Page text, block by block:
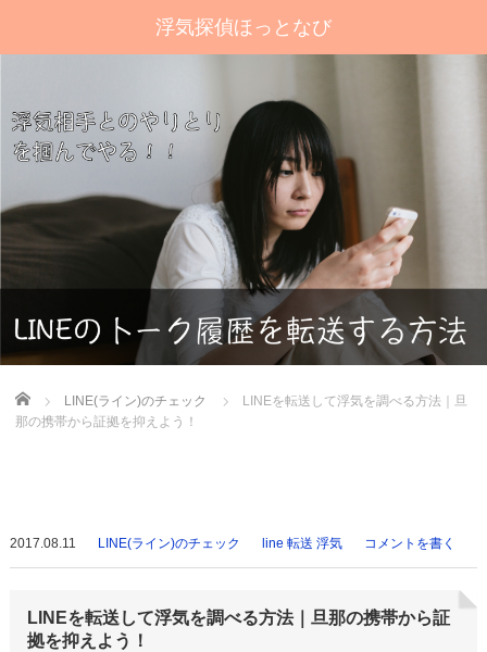
浮気探偵ほっとなび
Home LINE(ライン)のチェック
LINEを転送して浮気を調べる方法｜旦
那の携帯から証拠を抑えよう！
2017.08.11 LINE(ライン)のチェック line 転送 浮気 コメントを書く
LINEを転送して浮気を調べる方法｜旦那の携帯から証
拠を抑えよう！